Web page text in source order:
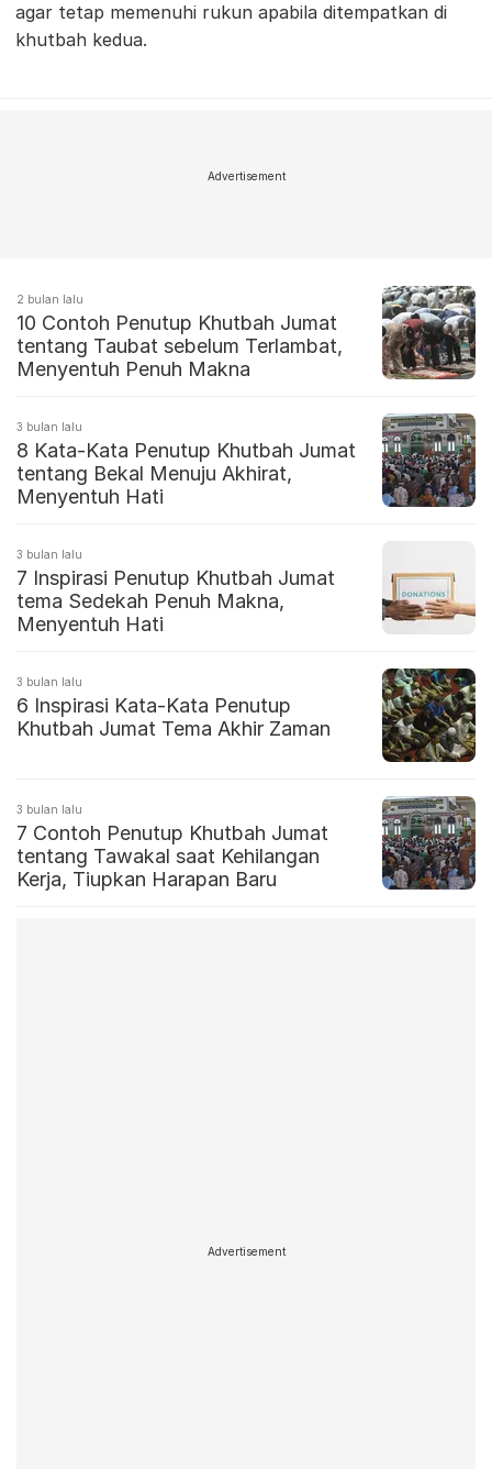
agar tetap memenuhi rukun apabila ditempatkan di
khutbah kedua.
Advertisement
2 bulan lalu
10 Contoh Penutup Khutbah Jumat
tentang Taubat sebelum Terlambat,
Menyentuh Penuh Makna
3 bulan lalu
8 Kata-Kata Penutup Khutbah Jumat
tentang Bekal Menuju Akhirat,
Menyentuh Hati
3 bulan lalu
7 Inspirasi Penutup Khutbah Jumat
tema Sedekah Penuh Makna,
Menyentuh Hati
3 bulan lalu
6 Inspirasi Kata-Kata Penutup
Khutbah Jumat Tema Akhir Zaman
3 bulan lalu
7 Contoh Penutup Khutbah Jumat
tentang Tawakal saat Kehilangan
Kerja, Tiupkan Harapan Baru
Advertisement